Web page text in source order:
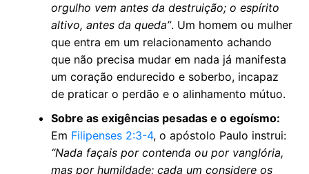
orgulho vem antes da destruição; o espírito
altivo, antes da queda”. Um homem ou mulher
que entra em um relacionamento achando
que não precisa mudar em nada já manifesta
um coração endurecido e soberbo, incapaz
de praticar o perdão e o alinhamento mútuo.
Sobre as exigências pesadas e o egoísmo:
Em Filipenses 2:3-4, o apóstolo Paulo instrui:
“Nada façais por contenda ou por vanglória,
mas por humildade; cada um considere os